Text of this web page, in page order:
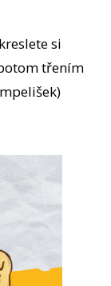
si
třením